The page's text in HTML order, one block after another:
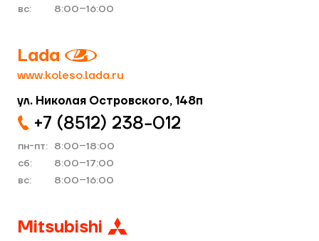
вс:
8:00–16:00
Lada
www.koleso.lada.ru
ул. Николая Островского, 148п
+7 (8512) 238−012
пн-пт: 8:00–18:00
cб:
8:00–17:00
вс:
8:00–16:00
Mitsubishi